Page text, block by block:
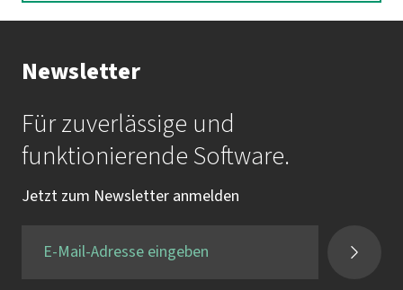
Newsletter
Für zuverlässige und
funktionierende Software.
Jetzt zum Newsletter anmelden